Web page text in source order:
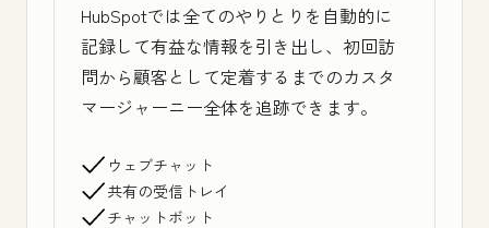
HubSpotでは全てのやりとりを自動的に
記録して有益な情報を引き出し、初回訪
問から顧客として定着するまでのカスタ
マージャーニー全体を追跡できます。
ウェブチャット
共有の受信トレイ
チャットボット